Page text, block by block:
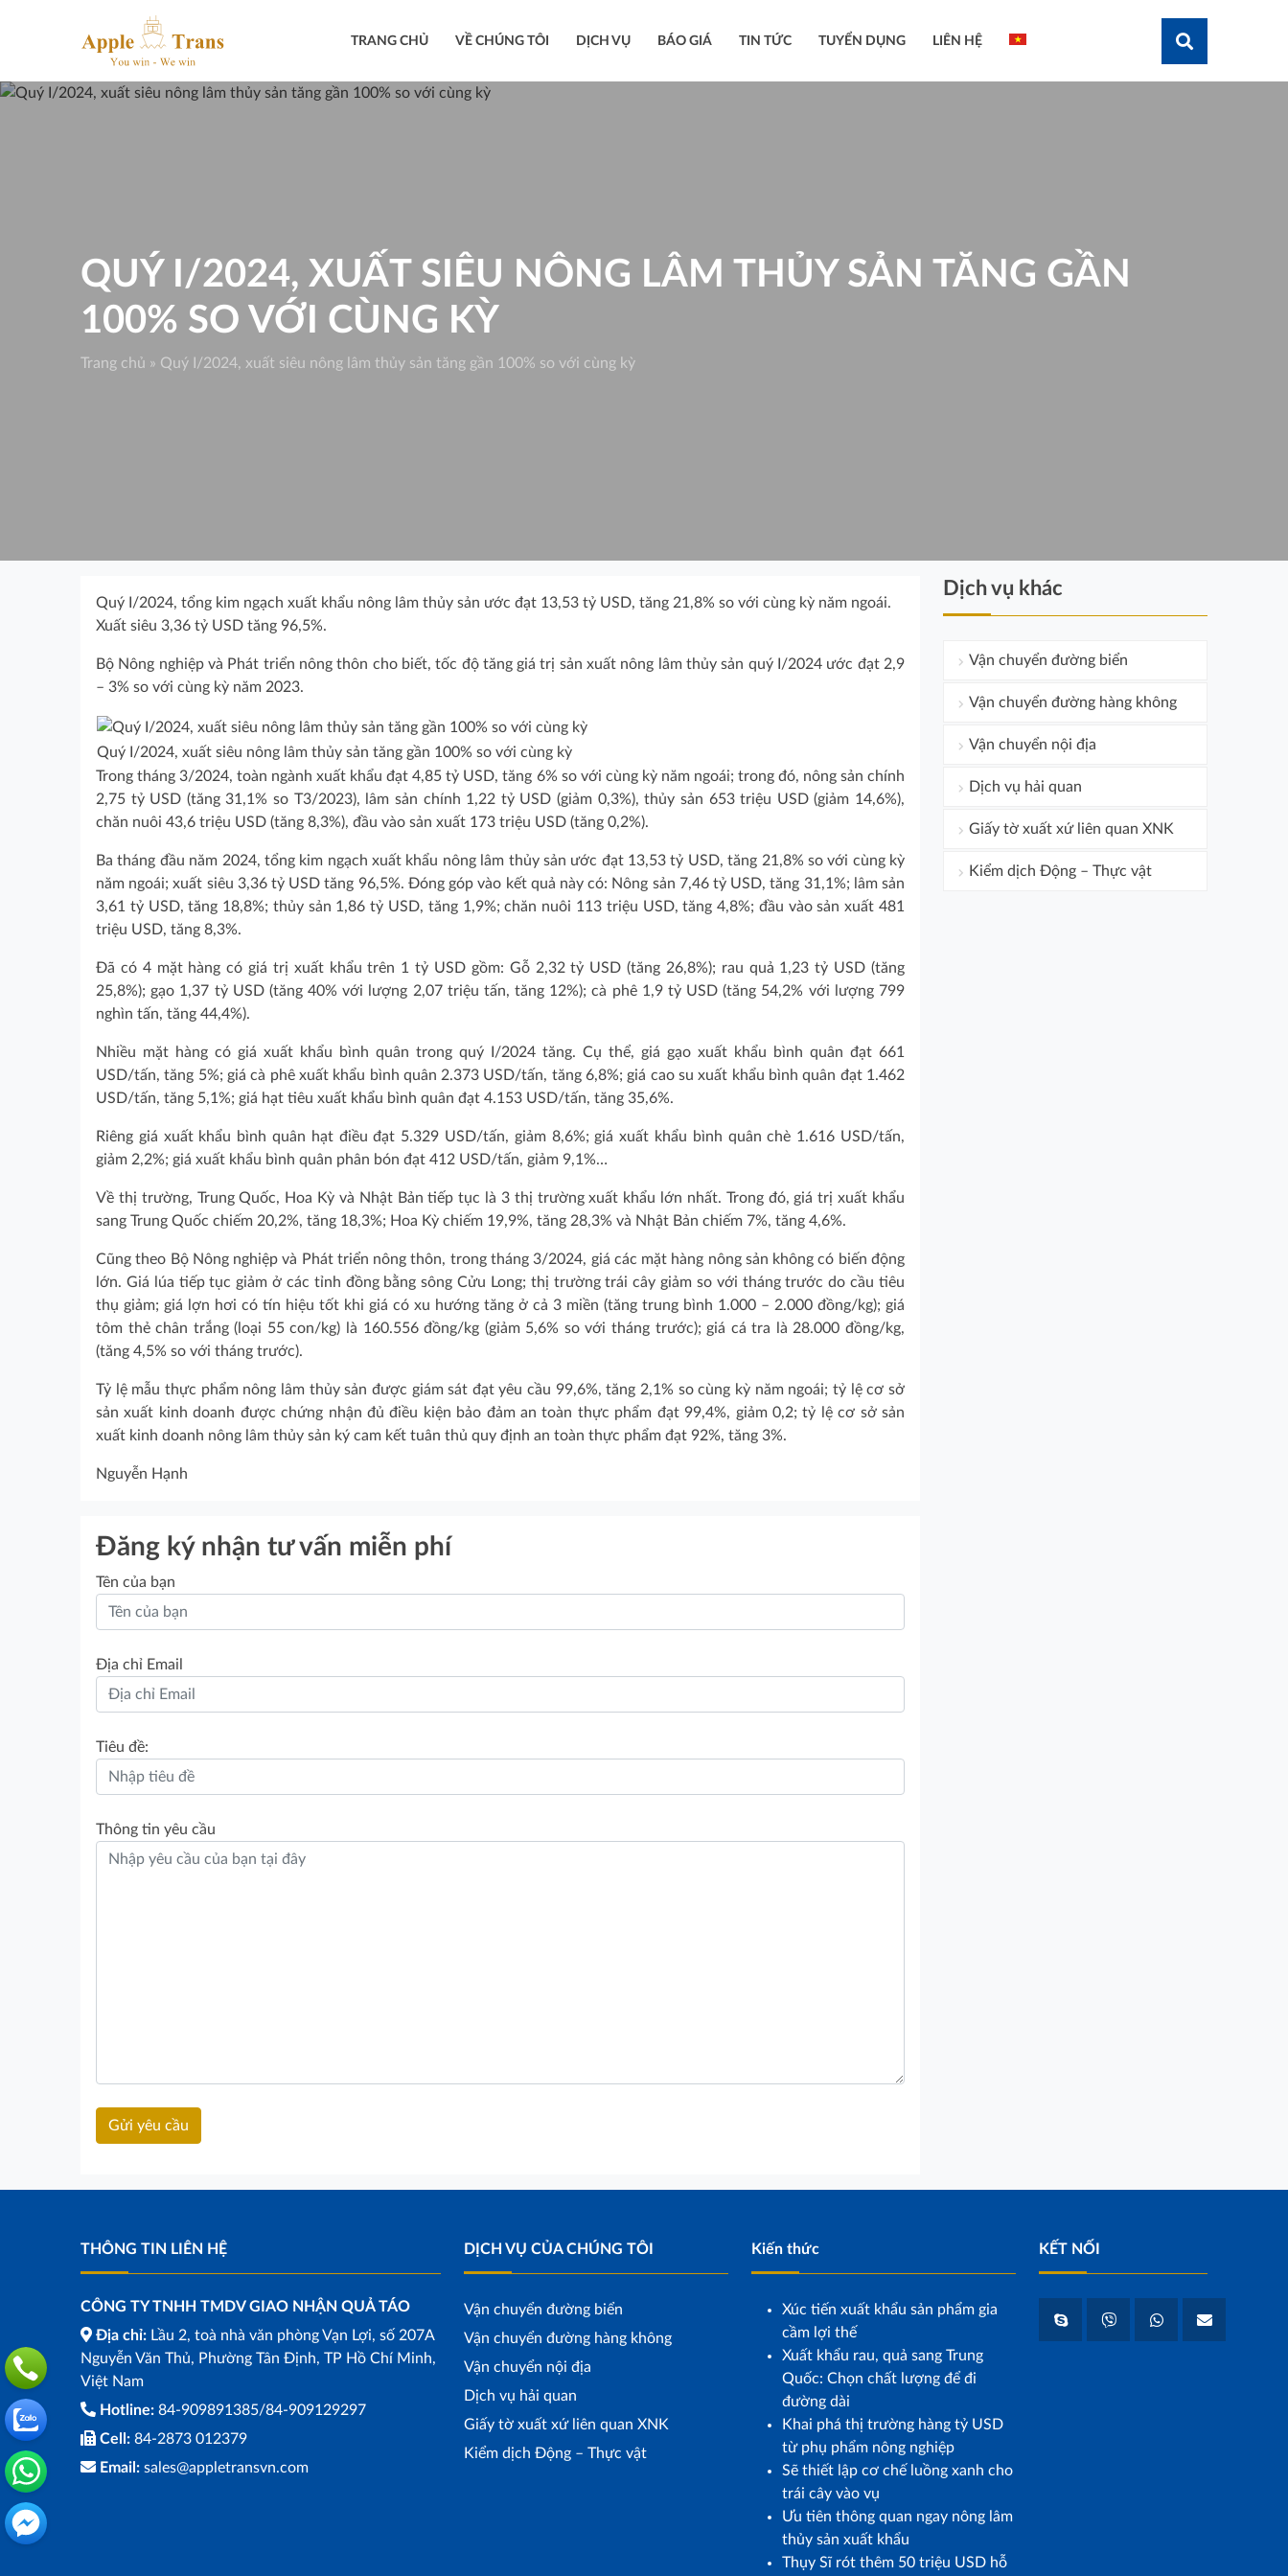
TRANG CHỦ VỀ CHÚNG TÔI DỊCH VỤ BÁO GIÁ TIN TỨC TUYỂN DỤNG LIÊN HỆ
QUÝ I/2024, XUẤT SIÊU NÔNG LÂM THỦY SẢN TĂNG GẦN
100% SO VỚI CÙNG KỲ
Trang chủ » Quý I/2024, xuất siêu nông lâm thủy sản tăng gần 100% so với cùng kỳ
Quý I/2024, tổng kim ngạch xuất khẩu nông lâm thủy sản ước đạt 13,53 tỷ USD, tăng 21,8% so với cùng kỳ năm ngoái.
Xuất siêu 3,36 tỷ USD tăng 96,5%.
Bộ Nông nghiệp và Phát triển nông thôn cho biết, tốc độ tăng giá trị sản xuất nông lâm thủy sản quý I/2024 ước đạt 2,9
– 3% so với cùng kỳ năm 2023.
Quý I/2024, xuất siêu nông lâm thủy sản tăng gần 100% so với cùng kỳ
Trong tháng 3/2024, toàn ngành xuất khẩu đạt 4,85 tỷ USD, tăng 6% so với cùng kỳ năm ngoái; trong đó, nông sản chính
2,75 tỷ USD (tăng 31,1% so T3/2023), lâm sản chính 1,22 tỷ USD (giảm 0,3%), thủy sản 653 triệu USD (giảm 14,6%),
chăn nuôi 43,6 triệu USD (tăng 8,3%), đầu vào sản xuất 173 triệu USD (tăng 0,2%).
Ba tháng đầu năm 2024, tổng kim ngạch xuất khẩu nông lâm thủy sản ước đạt 13,53 tỷ USD, tăng 21,8% so với cùng kỳ
năm ngoái; xuất siêu 3,36 tỷ USD tăng 96,5%. Đóng góp vào kết quả này có: Nông sản 7,46 tỷ USD, tăng 31,1%; lâm sản
3,61 tỷ USD, tăng 18,8%; thủy sản 1,86 tỷ USD, tăng 1,9%; chăn nuôi 113 triệu USD, tăng 4,8%; đầu vào sản xuất 481
triệu USD, tăng 8,3%.
Đã có 4 mặt hàng có giá trị xuất khẩu trên 1 tỷ USD gồm: Gỗ 2,32 tỷ USD (tăng 26,8%); rau quả 1,23 tỷ USD (tăng
25,8%); gạo 1,37 tỷ USD (tăng 40% với lượng 2,07 triệu tấn, tăng 12%); cà phê 1,9 tỷ USD (tăng 54,2% với lượng 799
nghìn tấn, tăng 44,4%).
Nhiều mặt hàng có giá xuất khẩu bình quân trong quý I/2024 tăng. Cụ thể, giá gạo xuất khẩu bình quân đạt 661
USD/tấn, tăng 5%; giá cà phê xuất khẩu bình quân 2.373 USD/tấn, tăng 6,8%; giá cao su xuất khẩu bình quân đạt 1.462
USD/tấn, tăng 5,1%; giá hạt tiêu xuất khẩu bình quân đạt 4.153 USD/tấn, tăng 35,6%.
Riêng giá xuất khẩu bình quân hạt điều đạt 5.329 USD/tấn, giảm 8,6%; giá xuất khẩu bình quân chè 1.616 USD/tấn,
giảm 2,2%; giá xuất khẩu bình quân phân bón đạt 412 USD/tấn, giảm 9,1%…
Về thị trường, Trung Quốc, Hoa Kỳ và Nhật Bản tiếp tục là 3 thị trường xuất khẩu lớn nhất. Trong đó, giá trị xuất khẩu
sang Trung Quốc chiếm 20,2%, tăng 18,3%; Hoa Kỳ chiếm 19,9%, tăng 28,3% và Nhật Bản chiếm 7%, tăng 4,6%.
Cũng theo Bộ Nông nghiệp và Phát triển nông thôn, trong tháng 3/2024, giá các mặt hàng nông sản không có biến động
lớn. Giá lúa tiếp tục giảm ở các tỉnh đồng bằng sông Cửu Long; thị trường trái cây giảm so với tháng trước do cầu tiêu
thụ giảm; giá lợn hơi có tín hiệu tốt khi giá có xu hướng tăng ở cả 3 miền (tăng trung bình 1.000 – 2.000 đồng/kg); giá
tôm thẻ chân trắng (loại 55 con/kg) là 160.556 đồng/kg (giảm 5,6% so với tháng trước); giá cá tra là 28.000 đồng/kg,
(tăng 4,5% so với tháng trước).
Tỷ lệ mẫu thực phẩm nông lâm thủy sản được giám sát đạt yêu cầu 99,6%, tăng 2,1% so cùng kỳ năm ngoái; tỷ lệ cơ sở
sản xuất kinh doanh được chứng nhận đủ điều kiện bảo đảm an toàn thực phẩm đạt 99,4%, giảm 0,2; tỷ lệ cơ sở sản
xuất kinh doanh nông lâm thủy sản ký cam kết tuân thủ quy định an toàn thực phẩm đạt 92%, tăng 3%.
Nguyễn Hạnh
Đăng ký nhận tư vấn miễn phí
Tên của bạn
Địa chỉ Email
Tiêu đề:
Thông tin yêu cầu
Dịch vụ khác
Vận chuyển đường biển
Vận chuyển đường hàng không
Vận chuyển nội địa
Dịch vụ hải quan
Giấy tờ xuất xứ liên quan XNK
Kiểm dịch Động – Thực vật
THÔNG TIN LIÊN HỆ
CÔNG TY TNHH TMDV GIAO NHẬN QUẢ TÁO
Địa chỉ: Lầu 2, toà nhà văn phòng Vạn Lợi, số 207A
Nguyễn Văn Thủ, Phường Tân Định, TP Hồ Chí Minh,
Việt Nam
Hotline: 84-909891385/84-909129297
Cell: 84-2873 012379
Email: sales@appletransvn.com
DỊCH VỤ CỦA CHÚNG TÔI
Vận chuyển đường biển
Vận chuyển đường hàng không
Vận chuyển nội địa
Dịch vụ hải quan
Giấy tờ xuất xứ liên quan XNK
Kiểm dịch Động – Thực vật
Kiến thức
Xúc tiến xuất khẩu sản phẩm gia
cầm lợi thế
Xuất khẩu rau, quả sang Trung
Quốc: Chọn chất lượng để đi
đường dài
Khai phá thị trường hàng tỷ USD
từ phụ phẩm nông nghiệp
Sẽ thiết lập cơ chế luồng xanh cho
trái cây vào vụ
Ưu tiên thông quan ngay nông lâm
thủy sản xuất khẩu
Thụy Sĩ rót thêm 50 triệu USD hỗ
KẾT NỐI